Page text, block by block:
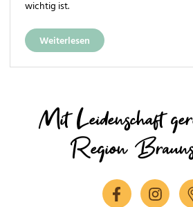
wichtig ist.
Weiterlesen
Mit Leidenschaft
Region